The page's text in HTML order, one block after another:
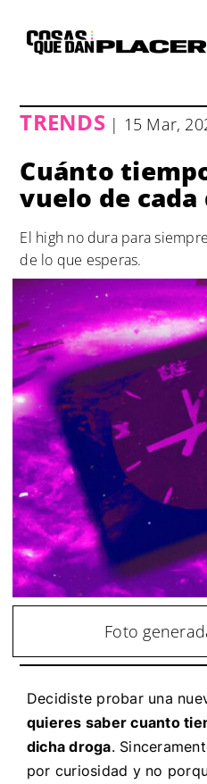
contenido
TRENDS| 15 Mar,
Cuánto
vuelo de cada
El high no dura para
de lo que esperas.
Foto
Decidiste probar una
quieres saber cuanto
dicha droga.
por curiosidad y no